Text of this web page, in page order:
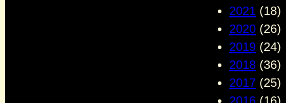
2021 (18)
2020 (26)
2019 (24)
2018 (36)
2017 (25)